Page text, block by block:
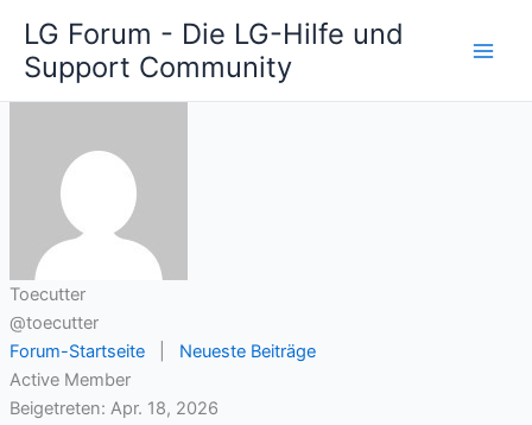
Inhalt
springen
LG Forum - Die LG-Hilfe und
Support Community
Toecutter
@toecutter
Forum-Startseite| Neueste Beiträge
Active Member
Beigetreten: Apr. 18, 2026